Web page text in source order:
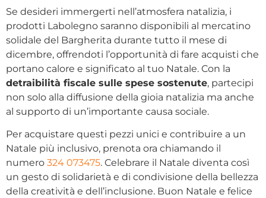
Se desideri immergerti nell’atmosfera natalizia, i
prodotti Labolegno saranno disponibili al mercatino
solidale del Bargherita durante tutto il mese di
dicembre, offrendoti l’opportunità di fare acquisti che
portano calore e significato al tuo Natale. Con la
detraibilità fiscale sulle spese sostenute, partecipi
non solo alla diffusione della gioia natalizia ma anche
al supporto di un’importante causa sociale.
Per acquistare questi pezzi unici e contribuire a un
Natale più inclusivo, prenota ora chiamando il
numero 324 073475. Celebrare il Natale diventa così
un gesto di solidarietà e di condivisione della bellezza
della creatività e dell’inclusione. Buon Natale e felice